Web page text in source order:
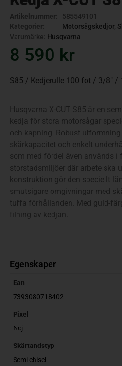
Artikelnummer:
585549101
Kategorier:
Motorsågskedjor,
Varumärke: Husqvarna
8 590 kr
S85 / Kedjerulle 100 fot / 3/8″ /
Husqvarna X-CUT S85 är en
kedja för stora motorsågar
och kapning. Robust
skärkapacitet och enkelt
som med fördel även används i
storstadsmiljöer där arbete ska
konstruktion gör den speciellt
smutsigare omgivningar med
tuffa förhållanden. Med guld-
filning av kedjan.
Egenskaper
Ean
7393080718402
Pixel
Nej
Skärtandstyp
Semi chisel